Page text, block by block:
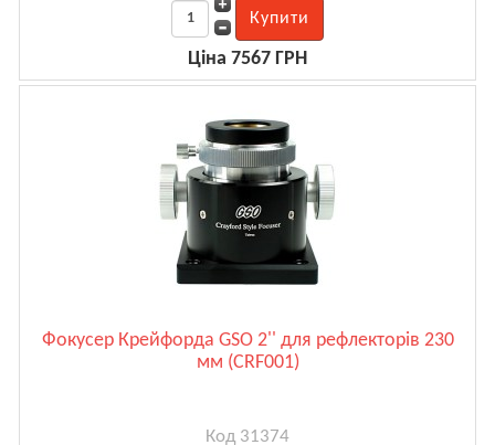
Ціна 7567 ГРН
Фокусер Крейфорда GSO 2'' для рефлекторів 230
мм (CRF001)
Код 31374